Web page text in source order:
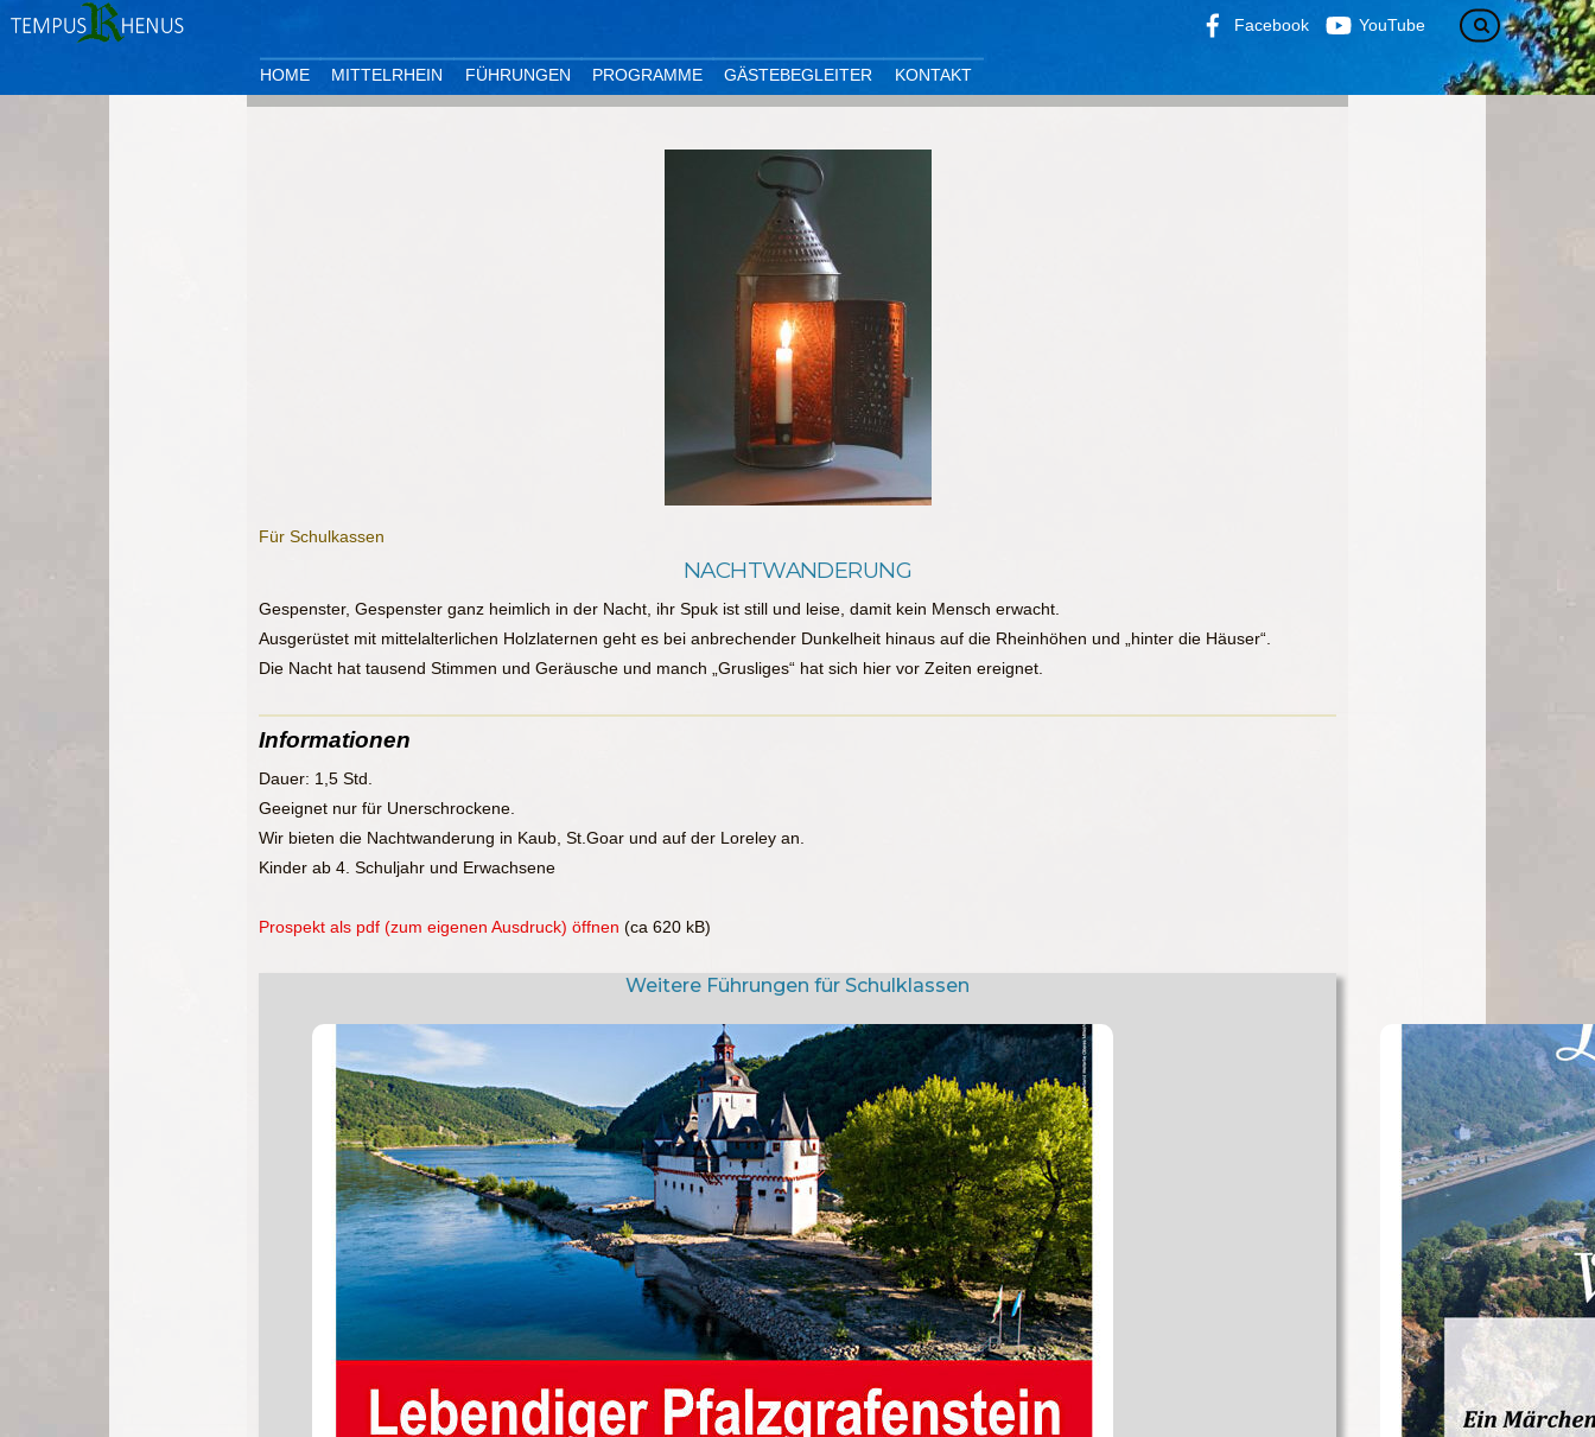
Facebook YouTube
HOME MITTELRHEIN FÜHRUNGEN PROGRAMME GÄSTEBEGLEITER KONTAKT
Für Schulkassen
NACHTWANDERUNG
Gespenster, Gespenster ganz heimlich in der Nacht, ihr Spuk ist still und leise, damit kein Mensch erwacht.
Ausgerüstet mit mittelalterlichen Holzlaternen geht es bei anbrechender Dunkelheit hinaus auf die Rheinhöhen und „hinter die Häuser“.
Die Nacht hat tausend Stimmen und Geräusche und manch „Grusliges“ hat sich hier vor Zeiten ereignet.
Informationen
Dauer: 1,5 Std.
Geeignet nur für Unerschrockene.
Wir bieten die Nachtwanderung in Kaub, St.Goar und auf der Loreley an.
Kinder ab 4. Schuljahr und Erwachsene
Prospekt als pdf (zum eigenen Ausdruck) öffnen (ca 620 kB)
Weitere Führungen für Schulklassen